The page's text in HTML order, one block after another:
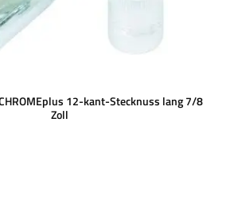
12-kant-Stecknuss lang 7/8
Zoll